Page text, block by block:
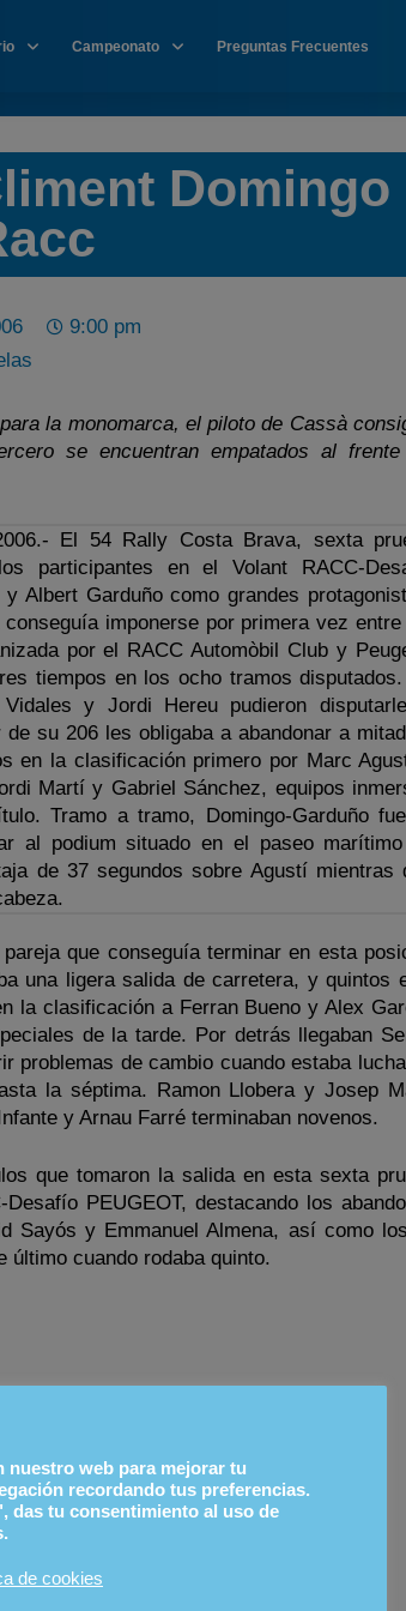
Campeonato Preguntas Frecuentes
Domingo
9:00 pm
la monomarca, el piloto de Cassà
se encuentran empatados al
El 54 Rally Costa Brava, sexta
participantes en el Volant RACC-
Albert Garduño como grandes
imponerse por primera vez entre
por el RACC Automòbil Club y
tiempos en los ocho tramos
y Jordi Hereu pudieron
su 206 les obligaba a abandonar a
en la clasificación primero por Marc
Martí y Gabriel Sánchez, equipos
Tramo a tramo, Domingo-Garduño
al podium situado en el paseo
de 37 segundos sobre Agustí mientras
que conseguía terminar en esta
una ligera salida de carretera, y quintos
la clasificación a Ferran Bueno y Alex
de la tarde. Por detrás llegaban
problemas de cambio cuando estaba
la séptima. Ramon Llobera y Josep
y Arnau Farré terminaban novenos.
que tomaron la salida en esta sexta
PEUGEOT, destacando los
Sayós y Emmanuel Almena, así como
cuando rodaba quinto.
nuestro web para mejorar tu
recordando tus preferencias.
das tu consentimiento al uso de
de cookies